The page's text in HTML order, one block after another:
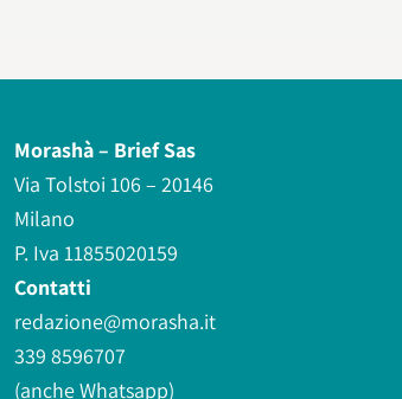
Morashà – Brief Sas
Via Tolstoi 106 – 20146
Milano
P. Iva 11855020159
Contatti
redazione@morasha.it
339 8596707
(anche Whatsapp)